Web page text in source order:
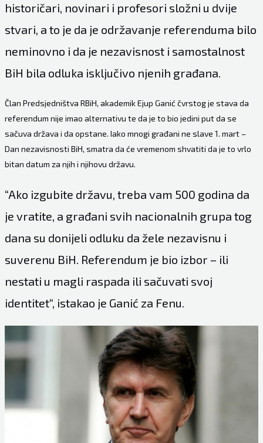
historičari, novinari i profesori složni u dvije
stvari, a to je da je održavanje referenduma bilo
neminovno i da je nezavisnost i samostalnost
BiH bila odluka isključivo njenih građana.
Član Predsjedništva RBiH, akademik Ejup Ganić čvrstog je stava da
referendum nije imao alternativu te da je to bio jedini put da se
sačuva država i da opstane. Iako mnogi građani ne slave 1. mart –
Dan nezavisnosti BiH, smatra da će vremenom shvatiti da je to vrlo
bitan datum za njih i njihovu državu.
“Ako izgubite državu, treba vam 500 godina da
je vratite, a građani svih nacionalnih grupa tog
dana su donijeli odluku da žele nezavisnu i
suverenu BiH. Referendum je bio izbor – ili
nestati u magli raspada ili sačuvati svoj
identitet“, istakao je Ganić za Fenu.